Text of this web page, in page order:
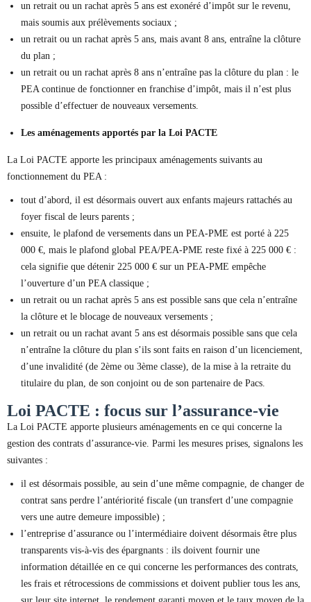
un retrait ou un rachat après 5 ans est exonéré d’impôt sur le revenu,
mais soumis aux prélèvements sociaux ;
un retrait ou un rachat après 5 ans, mais avant 8 ans, entraîne la clôture
du plan ;
un retrait ou un rachat après 8 ans n’entraîne pas la clôture du plan : le
PEA continue de fonctionner en franchise d’impôt, mais il n’est plus
possible d’effectuer de nouveaux versements.
Les aménagements apportés par la Loi PACTE
La Loi PACTE apporte les principaux aménagements suivants au
fonctionnement du PEA :
tout d’abord, il est désormais ouvert aux enfants majeurs rattachés au
foyer fiscal de leurs parents ;
ensuite, le plafond de versements dans un PEA-PME est porté à 225
000 €, mais le plafond global PEA/PEA-PME reste fixé à 225 000 € :
cela signifie que détenir 225 000 € sur un PEA-PME empêche
l’ouverture d’un PEA classique ;
un retrait ou un rachat après 5 ans est possible sans que cela n’entraîne
la clôture et le blocage de nouveaux versements ;
un retrait ou un rachat avant 5 ans est désormais possible sans que cela
n’entraîne la clôture du plan s’ils sont faits en raison d’un licenciement,
d’une invalidité (de 2ème ou 3ème classe), de la mise à la retraite du
titulaire du plan, de son conjoint ou de son partenaire de Pacs.
Loi PACTE : focus sur l’assurance-vie
La Loi PACTE apporte plusieurs aménagements en ce qui concerne la
gestion des contrats d’assurance-vie. Parmi les mesures prises, signalons les
suivantes :
il est désormais possible, au sein d’une même compagnie, de changer de
contrat sans perdre l’antériorité fiscale (un transfert d’une compagnie
vers une autre demeure impossible) ;
l’entreprise d’assurance ou l’intermédiaire doivent désormais être plus
transparents vis-à-vis des épargnants : ils doivent fournir une
information détaillée en ce qui concerne les performances des contrats,
les frais et rétrocessions de commissions et doivent publier tous les ans,